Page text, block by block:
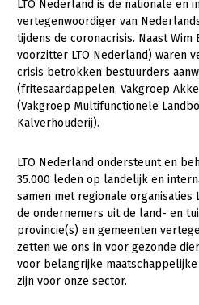
LTO Nederland is de nationale en
vertegenwoordiger van
tijdens de coronacrisis. Naast Wim
voorzitter LTO Nederland) waren
crisis betrokken bestuurders
(fritesaardappelen, Vakgroep
(Vakgroep Multifunctionele
Kalverhouderij).
LTO Nederland ondersteunt en
35.000 leden op landelijk en
samen met regionale organisaties
de ondernemers uit de land- en
provincie(s) en gemeenten
zetten we ons in voor gezonde
voor belangrijke
zijn voor onze sector.